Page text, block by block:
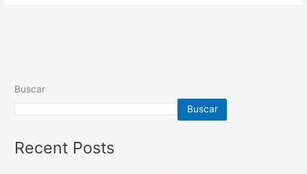
Buscar
Buscar
Recent Posts